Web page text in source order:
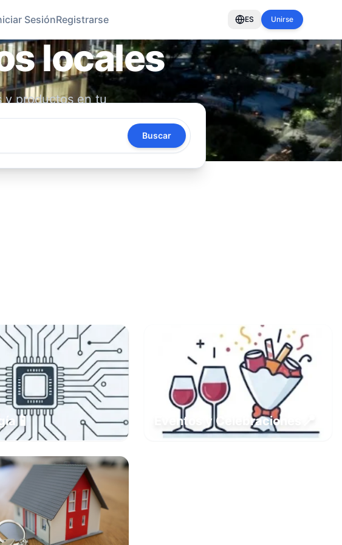
SesiónRegistrarse ES Unirse
locales
y productos en tu
y apoya tu
Buscar
📱 Eventos y Celebraciones